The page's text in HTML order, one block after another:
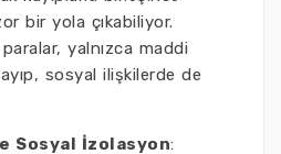
bir yola çıkabiliyor.
yalnızca maddi
sosyal ilişkilerde de
Sosyal İzolasyon: